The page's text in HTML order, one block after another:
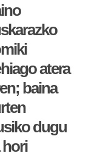
atera
baina
dugu
hori